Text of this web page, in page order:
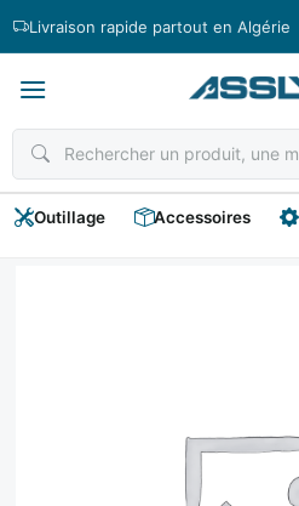
Livraison rapide partout en Algérie
Outillage Accessoires